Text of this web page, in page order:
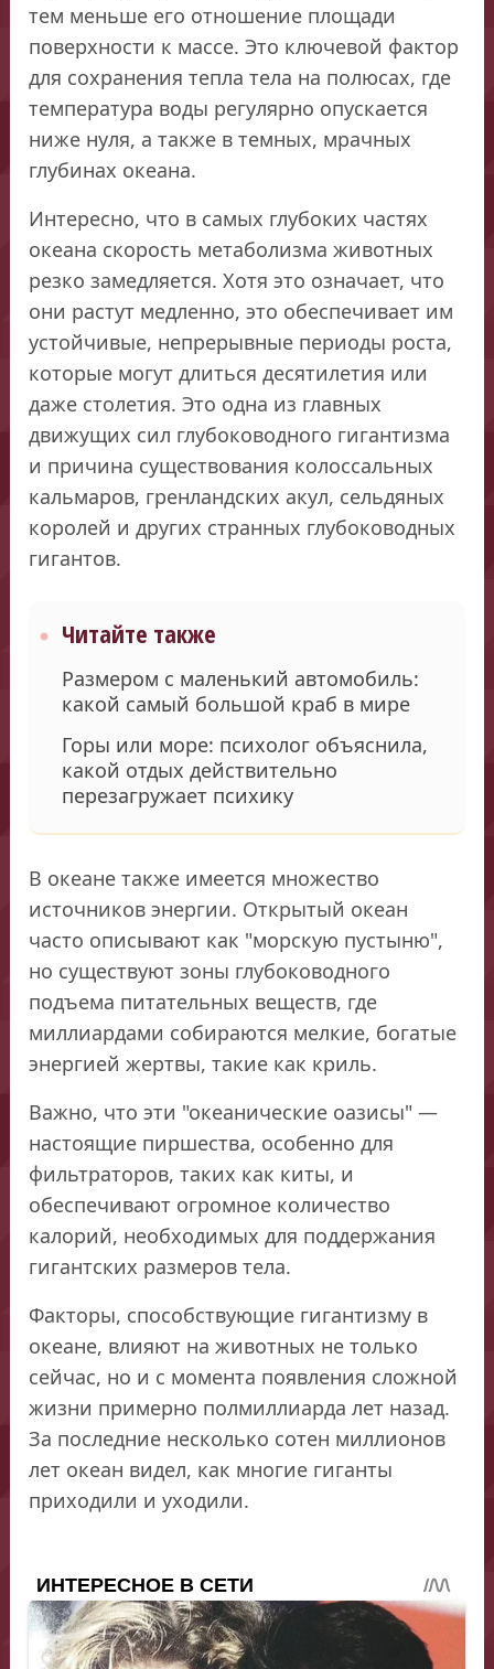
тем меньше его отношение площади
поверхности к массе. Это ключевой фактор
для сохранения тепла тела на полюсах, где
температура воды регулярно опускается
ниже нуля, а также в темных, мрачных
глубинах океана.
Интересно, что в самых глубоких частях
океана скорость метаболизма животных
резко замедляется. Хотя это означает, что
они растут медленно, это обеспечивает им
устойчивые, непрерывные периоды роста,
которые могут длиться десятилетия или
даже столетия. Это одна из главных
движущих сил глубоководного гигантизма
и причина существования колоссальных
кальмаров, гренландских акул, сельдяных
королей и других странных глубоководных
гигантов.
Читайте также
Размером с маленький автомобиль:
какой самый большой краб в мире
Горы или море: психолог объяснила,
какой отдых действительно
перезагружает психику
В океане также имеется множество
источников энергии. Открытый океан
часто описывают как "морскую пустыню",
но существуют зоны глубоководного
подъема питательных веществ, где
миллиардами собираются мелкие, богатые
энергией жертвы, такие как криль.
Важно, что эти "океанические оазисы" —
настоящие пиршества, особенно для
фильтраторов, таких как киты, и
обеспечивают огромное количество
калорий, необходимых для поддержания
гигантских размеров тела.
Факторы, способствующие гигантизму в
океане, влияют на животных не только
сейчас, но и с момента появления сложной
жизни примерно полмиллиарда лет назад.
За последние несколько сотен миллионов
лет океан видел, как многие гиганты
приходили и уходили.